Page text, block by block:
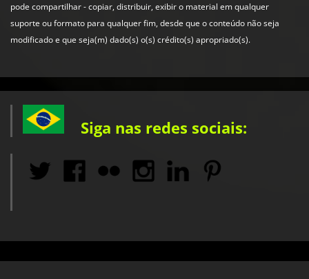
pode compartilhar - copiar, distribuir, exibir o material em qualquer
suporte ou formato para qualquer fim, desde que o conteúdo não seja
modificado e que seja(m) dado(s) o(s) crédito(s) apropriado(s).
Siga nas redes sociais: